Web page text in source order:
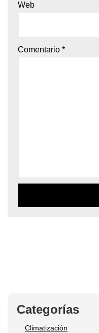
Web
Comentario *
Categorías
Climatización